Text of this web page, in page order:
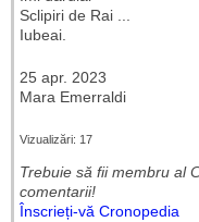
Sclipiri de Rai ...
Iubeai.
25 apr. 2023
Mara Emerraldi
Vizualizări: 17
Trebuie să fii membru al
comentarii!
Înscrieți-vă Cronopedia